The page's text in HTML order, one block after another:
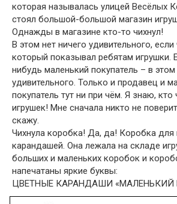
которая называлась улицей Весёлых
стоял большой-большой магазин
Однажды в магазине кто-то чихнул!
В этом нет ничего удивительного,
который показывал ребятам игрушки.
нибудь маленький покупатель – в
удивительного. Только и продавец и
покупатель тут ни при чём. Я знаю, кто
игрушек! Мне сначала никто не
скажу.
Чихнула коробка! Да, да! Коробка для
карандашей. Она лежала на складе
больших и маленьких коробок и
напечатаны яркие буквы:
ЦВЕТНЫЕ КАРАНДАШИ «МАЛЕНЬКИЙ